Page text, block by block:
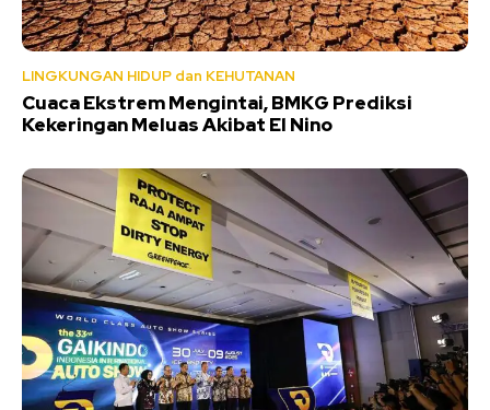
LINGKUNGAN HIDUP dan KEHUTANAN
Cuaca Ekstrem Mengintai, BMKG Prediksi
Kekeringan Meluas Akibat El Nino